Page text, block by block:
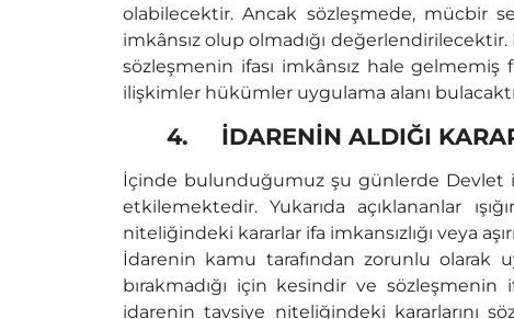
olabilecektir. Ancak sözleşmede, mücbir
imkânsız olup olmadığı
sözleşmenin ifası imkânsız hale gelmemiş
ilişkimler hükümler uygulama alanı
4. İDARENİN ALDIĞI
İçinde bulunduğumuz şu günlerde Devlet
etkilemektedir. Yukarıda açıklananlar
niteliğindeki kararlar ifa imkansızlığı veya
İdarenin kamu tarafından zorunlu olarak
bırakmadığı için kesindir ve sözleşmenin
idarenin tavsiye niteliğindeki kararlarını